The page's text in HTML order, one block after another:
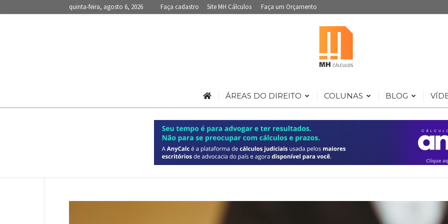
quinta-feira, agosto 6, 2026 Faça cadastro Site MH Cálculos Faça um Orçamento
ÁREAS DO DIREITO COLUNAS BLOG